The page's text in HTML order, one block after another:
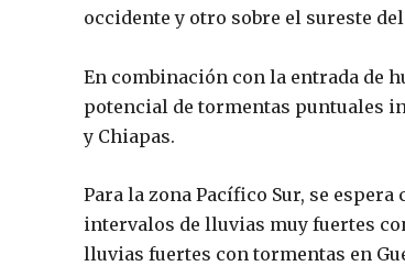
occidente y otro sobre el sureste
En combinación con la entrada de
potencial de tormentas puntuales
y Chiapas.
Para la zona Pacífico Sur, se
intervalos de lluvias muy fuertes
lluvias fuertes con tormentas en